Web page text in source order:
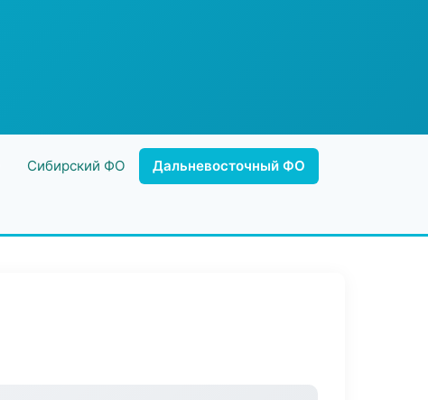
Сибирский ФО Дальневосточный ФО